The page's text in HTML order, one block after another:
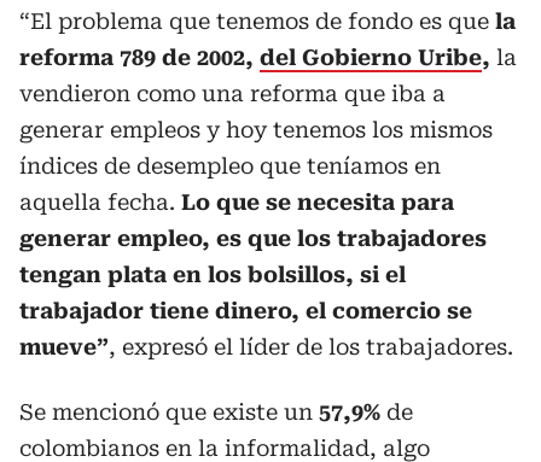
“El problema que tenemos de fondo es que la
reforma 789 de 2002, del Gobierno Uribe, la
vendieron como una reforma que iba a
generar empleos y hoy tenemos los mismos
índices de desempleo que teníamos en
aquella fecha. Lo que se necesita para
generar empleo, es que los trabajadores
tengan plata en los bolsillos, si el
trabajador tiene dinero, el comercio se
mueve”, expresó el líder de los trabajadores.
Se mencionó que existe un 57,9% de
colombianos en la informalidad, algo